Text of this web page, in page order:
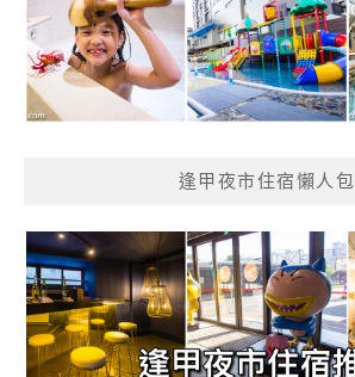
逢甲夜市住宿懶人包